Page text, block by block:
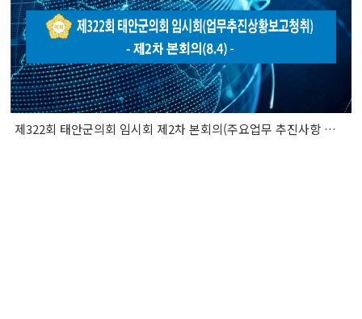
제322회 태안군의회 임시회 제2차 본회의(주요업무 추진사항 보고 청취)